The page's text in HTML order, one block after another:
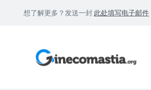
想了解更多？发送一封 此处填写电子邮件